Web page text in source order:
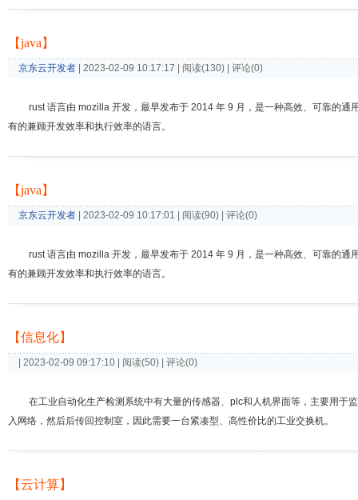
【java】
京东云开发者 | 2023-02-09 10:17:17 | 阅读(130) | 评论(0)
rust 语言由 mozilla 开发，最早发布于 2014 年 9 月，是一种高效、可靠的
有的兼顾开发效率和执行效率的语言。
【java】
京东云开发者 | 2023-02-09 10:17:01 | 阅读(90) | 评论(0)
rust 语言由 mozilla 开发，最早发布于 2014 年 9 月，是一种高效、可靠的
有的兼顾开发效率和执行效率的语言。
【信息化】
| 2023-02-09 09:17:10 | 阅读(50) | 评论(0)
在工业自动化生产检测系统中有大量的传感器、plc和人机界面等，主要用于
入网络，然后后传回控制室，因此需要一台紧凑型、高性价比的工业交换机。
【云计算】